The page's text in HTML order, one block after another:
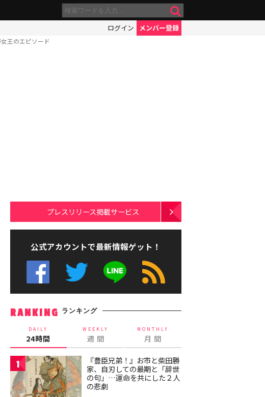
ログイン メンバー登録
王のエピソード
プレスリリース掲載サービス
公式アカウントで最新情報ゲット！
RANKING ランキング
DAILY
24時間
WEEKLY
週 間
MONTHLY
月 間
1
『豊臣兄弟！』お市と柴田勝
家、自刃しての最期と「辞世
の句」…運命を共にした２人
の悲劇